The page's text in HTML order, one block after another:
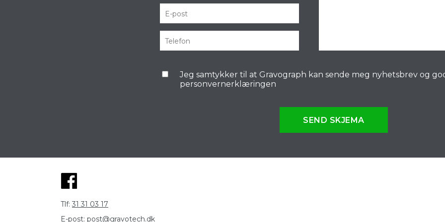
Jeg samtykker til at Gravograph kan sende meg nyhetsbrev og
personvernerklæringen
SEND SKJEMA
Tlf: 31 31 03 17
E-post: post@gravotech.dk